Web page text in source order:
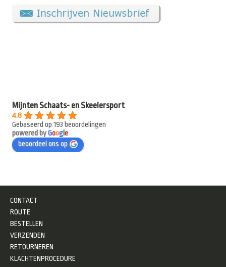
Mijnten Schaats- en Skeelersport
4.8
Gebaseerd op 193 beoordelingen
powered byGooge
beoordeel ons op
CONTACT
ROUTE
BESTELLEN
VERZENDEN
RETOURNEREN
KLACHTENPROCEDURE